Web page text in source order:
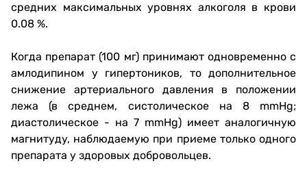
средних максимальных уровнях алкоголя в крови
0.08 %.
Когда препарат (100 мг) принимают одновременно с
амлодипином у гипертоников, то дополнительное
снижение артериального давления в положении
лежа (в среднем, систолическое на 8 mmHg;
диастолическое - на 7 mmHg) имеет аналогичную
магнитуду, наблюдаемую при приеме только одного
препарата у здоровых добровольцев.